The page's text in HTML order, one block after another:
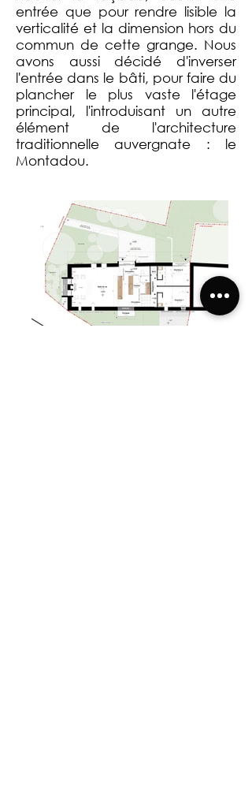
entrée que pour rendre lisible la
verticalité et la dimension hors du
commun de cette grange. Nous
avons aussi décidé d'inverser
l'entrée dans le bâti, pour faire du
plancher le plus vaste l'étage
principal, l'introduisant un autre
élément de l'architecture
traditionnelle auvergnate : le
Montadou.